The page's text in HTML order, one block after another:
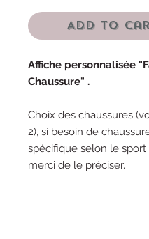
Add to
Affiche personnalisée
Chaussure" .
Choix des chaussures
2), si besoin de
spécifique selon le
merci de le préciser.